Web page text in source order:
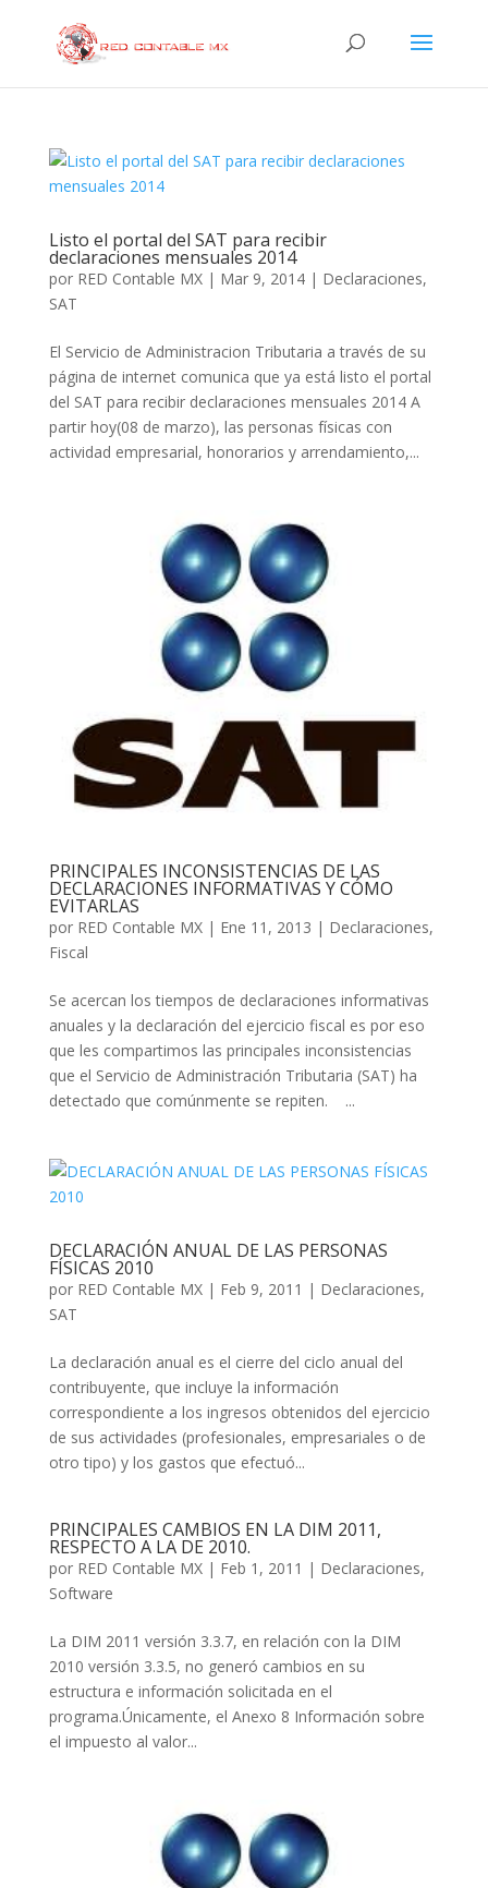
Listo el portal del SAT para recibir
declaraciones mensuales 2014
por RED Contable MX| Mar 9, 2014| Declaraciones,
SAT
El Servicio de Administracion Tributaria a través de su
página de internet comunica que ya está listo el portal
del SAT para recibir declaraciones mensuales 2014 A
partir hoy(08 de marzo), las personas físicas con
actividad empresarial, honorarios y arrendamiento,...
PRINCIPALES INCONSISTENCIAS DE LAS
DECLARACIONES INFORMATIVAS Y CÓMO
EVITARLAS
por RED Contable MX| Ene 11, 2013 | Declaraciones,
Fiscal
Se acercan los tiempos de declaraciones informativas
anuales y la declaración del ejercicio fiscal es por eso
que les compartimos las principales inconsistencias
que el Servicio de Administración Tributaria (SAT) ha
detectado que comúnmente se repiten. ...
DECLARACIÓN ANUAL DE LAS PERSONAS
FÍSICAS 2010
por RED Contable MX| Feb 9, 2011 | Declaraciones,
SAT
La declaración anual es el cierre del ciclo anual del
contribuyente, que incluye la información
correspondiente a los ingresos obtenidos del ejercicio
de sus actividades (profesionales, empresariales o de
otro tipo) y los gastos que efectuó...
PRINCIPALES CAMBIOS EN LA DIM 2011,
RESPECTO A LA DE 2010.
por RED Contable MX| Feb 1, 2011 | Declaraciones,
Software
La DIM 2011 versión 3.3.7, en relación con la DIM
2010 versión 3.3.5, no generó cambios en su
estructura e información solicitada en el
programa.Únicamente, el Anexo 8 Información sobre
el impuesto al valor...